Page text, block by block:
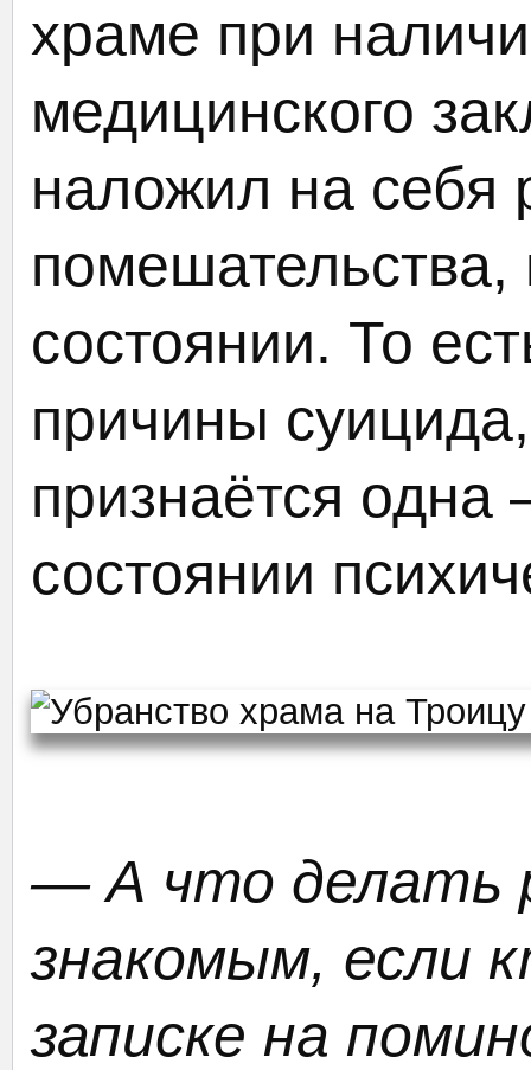
храме при
медицинского
наложил на себя
состоянии. То
причины
признаётся
состоянии
— А что делать
знакомым, если
записке на